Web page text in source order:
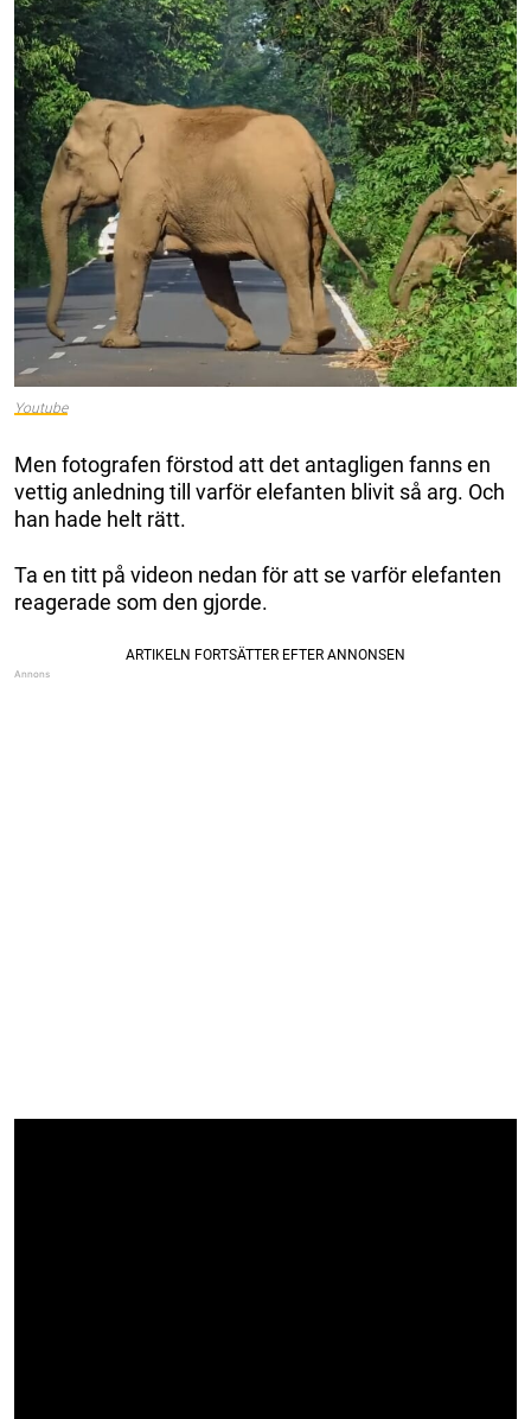
Youtube
Men fotografen förstod att det antagligen fanns en
vettig anledning till varför elefanten blivit så arg. Och
han hade helt rätt.
Ta en titt på videon nedan för att se varför elefanten
reagerade som den gjorde.